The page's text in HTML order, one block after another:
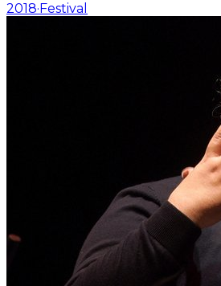
2018·Festival